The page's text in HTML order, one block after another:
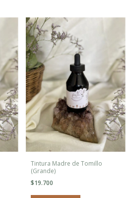
Tintura Madre de Tomillo
(Grande)
$19.700